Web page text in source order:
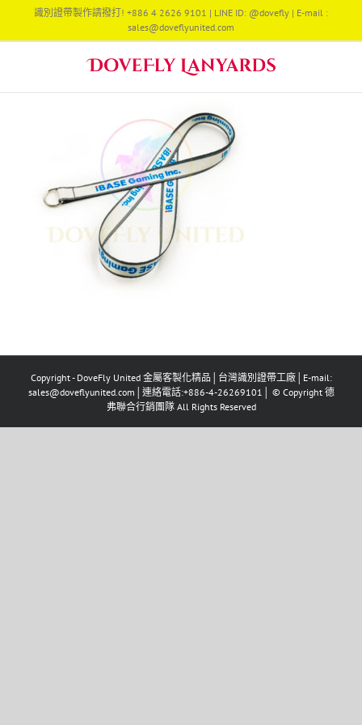
content
識別證帶製作請撥打! +886 4 2626 9101 | LINE ID: @dovefly | E-mail :
sales@doveflyunited.com
Copyright - DoveFly United 金屬客製化精品│台灣識別證帶工廠│E-mail:
sales@doveflyunited.com│連絡電話:+886-4-26269101│ © Copyright 德
弗聯合行銷團隊 All Rights Reserved